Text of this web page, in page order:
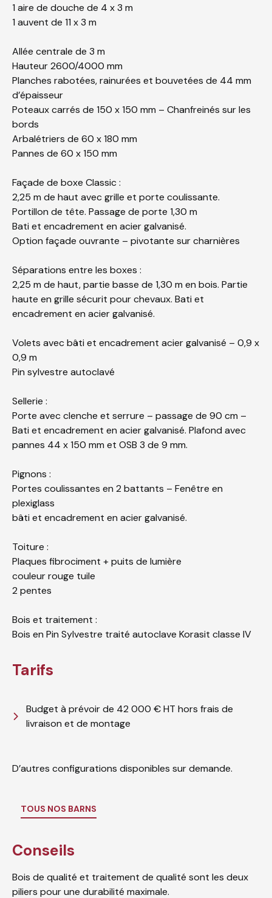
1 aire de douche de 4 x 3 m
1 auvent de 11 x 3 m
Allée centrale de 3 m
Hauteur 2600/4000 mm
Planches rabotées, rainurées et bouvetées de 44 mm
d’épaisseur
Poteaux carrés de 150 x 150 mm – Chanfreinés sur les
bords
Arbalétriers de 60 x 180 mm
Pannes de 60 x 150 mm
Façade de boxe Classic :
2,25 m de haut avec grille et porte coulissante.
Portillon de tête. Passage de porte 1,30 m
Bati et encadrement en acier galvanisé.
Option façade ouvrante – pivotante sur charnières
Séparations entre les boxes :
2,25 m de haut, partie basse de 1,30 m en bois. Partie
haute en grille sécurit pour chevaux. Bati et
encadrement en acier galvanisé.
Volets avec bâti et encadrement acier galvanisé – 0,9 x
0,9 m
Pin sylvestre autoclavé
Sellerie :
Porte avec clenche et serrure – passage de 90 cm –
Bati et encadrement en acier galvanisé. Plafond avec
pannes 44 x 150 mm et OSB 3 de 9 mm.
Pignons :
Portes coulissantes en 2 battants – Fenêtre en
plexiglass
bâti et encadrement en acier galvanisé.
Toiture :
Plaques fibrociment + puits de lumière
couleur rouge tuile
2 pentes
Bois et traitement :
Bois en Pin Sylvestre traité autoclave Korasit classe IV
Tarifs
Budget à prévoir de 42 000 € HT hors frais de
livraison et de montage
D’autres configurations disponibles sur demande.
TOUS NOS BARNS
Conseils
Bois de qualité et traitement de qualité sont les deux
piliers pour une durabilité maximale.